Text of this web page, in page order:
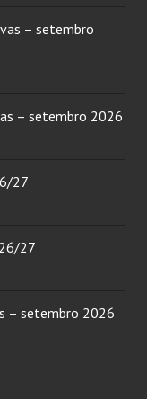
– setembro
– setembro 2026
27
27
– setembro 2026